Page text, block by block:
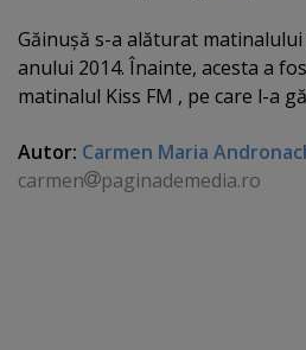
Găinuşă s-a alăturat
anului 2014. Înainte, acesta a
matinalul Kiss FM , pe care l-a
Autor: Carmen Maria
carmen
paginademedia.ro